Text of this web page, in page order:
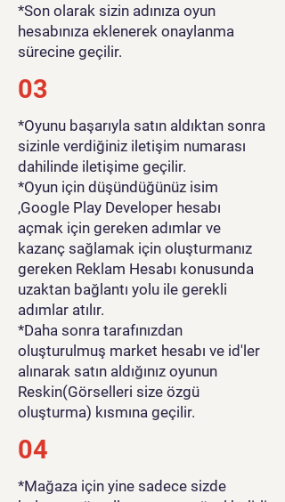
*Son olarak sizin adınıza oyun
hesabınıza eklenerek onaylanma
sürecine geçilir.
03
*Oyunu başarıyla satın aldıktan sonra
sizinle verdiğiniz iletişim numarası
dahilinde iletişime geçilir.
*Oyun için düşündüğünüz isim
,Google Play Developer hesabı
açmak için gereken adımlar ve
kazanç sağlamak için oluşturmanız
gereken Reklam Hesabı konusunda
uzaktan bağlantı yolu ile gerekli
adımlar atılır.
*Daha sonra tarafınızdan
oluşturulmuş market hesabı ve id'ler
alınarak satın aldığınız oyunun
Reskin(Görselleri size özgü
oluşturma) kısmına geçilir.
04
*Mağaza için yine sadece sizde